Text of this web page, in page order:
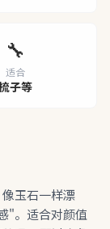
🔧
适合
子等
玉石一样漂
"。适合对颜值